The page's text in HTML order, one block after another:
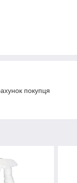
покупця